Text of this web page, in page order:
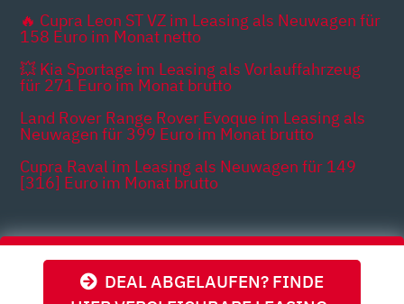
DEAL ABGELAUFEN? FINDE
🔥 Cupra Leon ST VZ im Leasing als Neuwagen für
158 Euro im Monat netto
💥 Kia Sportage im Leasing als Vorlauffahrzeug
für 271 Euro im Monat brutto
Land Rover Range Rover Evoque im Leasing als
Neuwagen für 399 Euro im Monat brutto
Cupra Raval im Leasing als Neuwagen für 149
[316] Euro im Monat brutto